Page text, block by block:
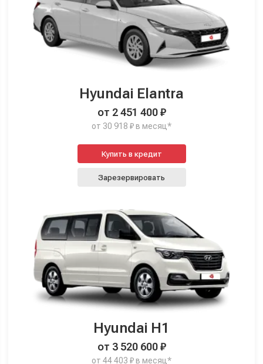
Hyundai Elantra
от 2 451 400 ₽
от 30 918 ₽ в месяц*
Купить в кредит
Зарезервировать
Hyundai H1
от 3 520 600 ₽
от 44 403 ₽ в месяц*